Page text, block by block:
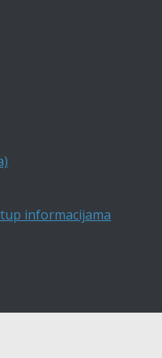
informacijama